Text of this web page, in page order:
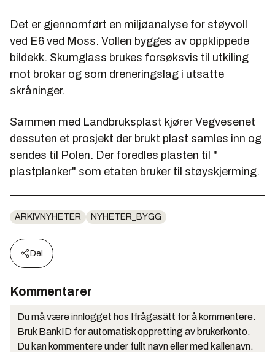
Det er gjennomført en miljøanalyse for støyvoll
ved E6 ved Moss. Vollen bygges av oppklippede
bildekk. Skumglass brukes forsøksvis til utkiling
mot brokar og som dreneringslag i utsatte
skråninger.
Sammen med Landbruksplast kjører Vegvesenet
dessuten et prosjekt der brukt plast samles inn og
sendes til Polen. Der foredles plasten til "
plastplanker" som etaten bruker til støyskjerming.
ARKIVNYHETER NYHETER_BYGG
Del
Kommentarer
Du må være innlogget hos Ifrågasätt for å kommentere.
Bruk BankID for automatisk oppretting av brukerkonto.
Du kan kommentere under fullt navn eller med kallenavn.